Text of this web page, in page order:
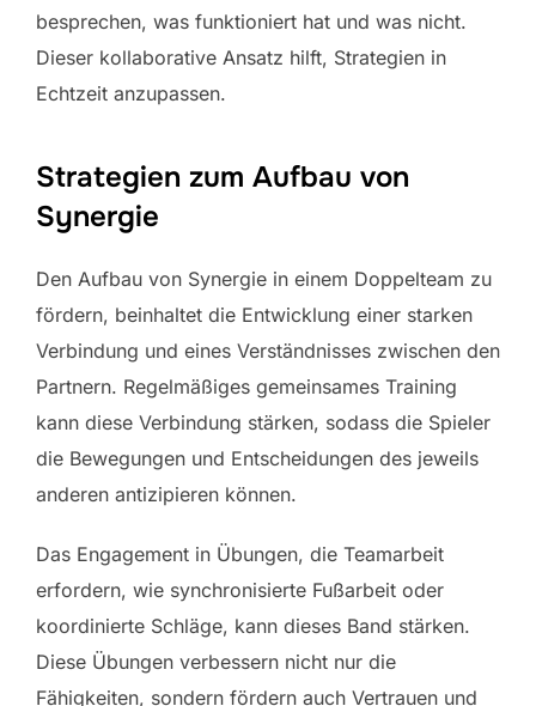
besprechen, was funktioniert hat und was nicht.
Dieser kollaborative Ansatz hilft, Strategien in
Echtzeit anzupassen.
Strategien zum Aufbau von
Synergie
Den Aufbau von Synergie in einem Doppelteam zu
fördern, beinhaltet die Entwicklung einer starken
Verbindung und eines Verständnisses zwischen den
Partnern. Regelmäßiges gemeinsames Training
kann diese Verbindung stärken, sodass die Spieler
die Bewegungen und Entscheidungen des jeweils
anderen antizipieren können.
Das Engagement in Übungen, die Teamarbeit
erfordern, wie synchronisierte Fußarbeit oder
koordinierte Schläge, kann dieses Band stärken.
Diese Übungen verbessern nicht nur die
Fähigkeiten, sondern fördern auch Vertrauen und